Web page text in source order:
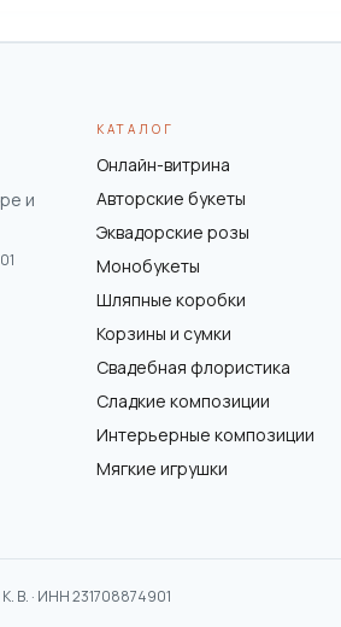
и
КАТАЛОГ
Онлайн-витрина
Авторские букеты
Эквадорские розы
Монобукеты
Шляпные коробки
Корзины и сумки
Свадебная флористика
Сладкие композиции
Интерьерные композиции
Мягкие игрушки
В. · ИНН231708874901